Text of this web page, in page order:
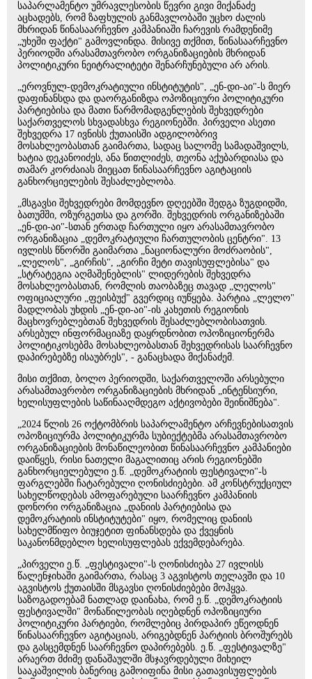
საპარლამენტო უმრავლესობის წევრი გივი მიქანაძე
აცხადებს, რომ ზაფხულის განმავლობაში უცხო ძალის
მხრიდან წინასაარჩევნო კამპანიაში ჩარევის რამდენიმე
„უხეში ფაქტი" გამოვლინდა. მისივე თქმით, წინასაარჩევნო
პერიოდში არასამთავრობო ორგანიზაციების მხრიდან
პოლიტიკური ნეიტრალიტეტი შენარჩუნებული არ არის.
„ეროვნულ-დემოკრატიული ინსტიტუტის", „ენ-დი-აი"-ს მიერ
დაფინანსდა და დაორგანიზდა ოპოზიციური პოლიტიკური
პარტიებისა და მათი წარმომადგენლების შეხვედრები
საქართველოს სხვადასხვა რეგიონებში. პირველი ასეთი
შეხვედრა 17 ივნისს ქუთაისში ადგილობრივ
მოსახლეობასთან გაიმართა, სადაც სალომე სამადაშვილს,
ხატია დეკანოიძეს, ანა წითლიძეს, თეონა აქუბარდიასა და
თამარ კორძაიას მიეცათ წინასაარჩევნო აგიტაციის
განხორციელების შესაძლებლობა.
„მსგავსი შეხვედრები მომდევნო დღეებში შედგა ზუგდიდში,
ბათუმში, ოზურგეთსა და გორში. შეხვედრის ორგანიზებაში
„ენ-დი-აი"-სთან ერთად ჩართული იყო არასამთავრობო
ორგანიზაცია „დემოკრატიული ჩართულობის ცენტრი". 13
ივლისს წნორში გაიმართა „ნაციონალური მოძრაობის",
„ლელოს", „გირჩის", „გირჩი მეტი თავისუფლებისა" და
„სტრატეგია აღმაშენებლის" ლიდერების შეხვედრა
მოსახლეობასთან, რომლის თაობაზეც თავად „ლელოს"
ოფიციალური „ფეისბუქ" გვერდიც იუწყება. პარტია „ლელო"
მადლობას უხდის „ენ-დი-აი"-ის კახეთის რეგიონის
მაცხოვრებლებთან შეხვედრის შესაძლებლობისათვის.
არსებულ ინფორმაციაზე დაყრდნობით ოპოზიციონერმა
პოლიტიკოსებმა მოსახლეობასთან შეხვედრისას საარჩევნო
დაპირებებზე ისაუბრეს", - განაცხადა მიქანაძემ.
მისი თქმით, ბოლო პერიოდში, საქართველოში არსებული
არასამთავრობო ორგანიზაციების მხრიდან „ინტენსიური,
ხელისუფლების საწინააღმდეგო აქტივობები შეინიშნება".
„2024 წლის 26 ოქტომბრის საპარლამენტო არჩევნებისათვის
ოპოზიციურმა პოლიტიკურმა სუბიექტებმა არასამთავრობო
ორგანიზაციების მონაწილეობით წინასაარჩევნო კამპანიები
დაიწყეს, რისი ნათელი მაგალითიც არის რეგიონებში
განხორციელებული ე.წ. „დემოკრატიის ფესტივალი"-ს
ფარგლებში ჩატარებული ღონისძიებები. ამ კონსტრუქციულ
სახელწოდებას ამოფარებული საარჩევნო კამპანიის
დონორი ორგანიზაცია „დანიის პარტიებისა და
დემოკრატიის ინსტიტუტები" იყო, რომელიც დანიის
სახელმწიფო ბიუჯეტით ფინანსდება და ქვეყნის
საკანონმდებლო ხელისუფლებას ექვემდებარება.
„პირველი ე.წ. „ფესტივალი"-ს ღონისძიება 27 ივლისს
წალენჯიხაში გაიმართა, რასაც 3 აგვისტოს თელავში და 10
აგვისტოს ქუთაისში მსგავსი ღონისძიებები მოჰყვა.
საზოგადოებამ ნათლად დაინახა, რომ ე.წ. „დემოკრატიის
ფესტივალში" მონაწილეობას იღებდნენ ოპოზიციური
პოლიტიკური პარტიები, რომლებიც პირდაპირ ეწეოდნენ
წინასაარჩევნო აგიტაციას, არიგებდნენ პარტიის ბროშურებს
და გასცემდნენ საარჩევნო დაპირებებს. ე.წ. „ფესტივალზე"
არაერთ მძიმე დანაშაულში მსჯავრდებული მიხეილ
სააკაშვილის ბანერიც გამოიფინა მისი გათავისუფლების